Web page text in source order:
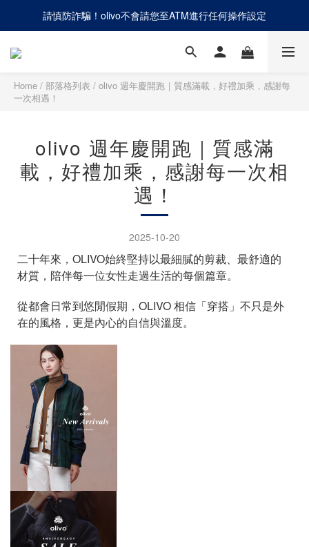
網路商店「只退不換」，僅提供線上退貨辦理
請慎防詐騙！olivo不會請您至ATM進行任何操作設定
網路商店「只退不換」，僅提供線上退貨辦理
Home / 部落格列表 / olivo 週年慶開跑｜質感滿載，好禮加乘，感謝每
一次相遇！
olivo 週年慶開跑｜質感滿
載，好禮加乘，感謝每一次相
遇！
2025-10-20
二十年來，OLIVO始終堅持以最細膩的剪裁、最舒適的
材質，陪伴每一位女性走過生活的每個篇章。
從都會日常到悠閒假期，OLIVO 相信「穿搭」不只是外
在的風格，更是內心的自信與溫度。